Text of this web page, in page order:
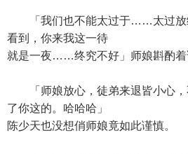
「我们也不能太过于……太过放
看到，你来我这一待
就是一夜……终究不好」师娘斟酌着
「师娘放心，徒弟来退皆小心，
了你这的。哈哈哈」
陈少天也没想俏师娘竟如此谨慎。